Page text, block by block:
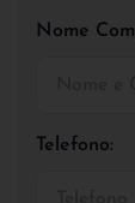
Nome
Telefono: